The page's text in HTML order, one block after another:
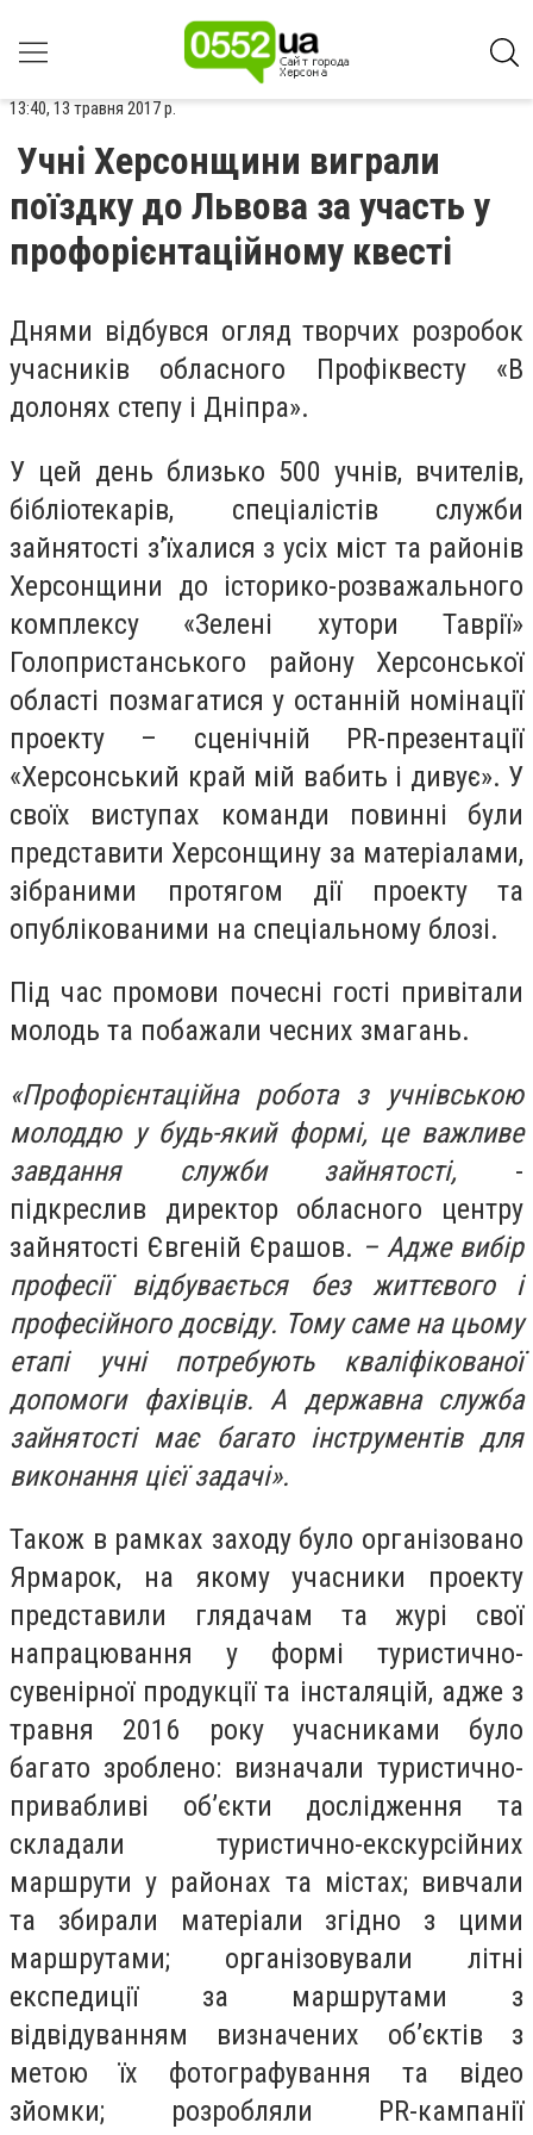
13:40, 13 травня 2017 р.
Учні Херсонщини виграли
поїздку до Львова за участь у
профорієнтаційному квесті
Днями відбувся огляд творчих розробок
учасників обласного Профіквесту «В
долонях степу і Дніпра».
У цей день близько 500 учнів, вчителів,
бібліотекарів, спеціалістів служби
зайнятості з’їхалися з усіх міст та районів
Херсонщини до історико-розважального
комплексу «Зелені хутори Таврії»
Голопристанського району Херсонської
області позмагатися у останній номінації
проекту – сценічній PR-презентації
«Херсонський край мій вабить і дивує». У
своїх виступах команди повинні були
представити Херсонщину за матеріалами,
зібраними протягом дії проекту та
опублікованими на спеціальному блозі.
Під час промови почесні гості привітали
молодь та побажали чесних змагань.
«Профорієнтаційна робота з учнівською
молоддю у будь-який формі, це важливе
завдання служби зайнятості, -
підкреслив директор обласного центру
зайнятості Євгеній Єрашов. – Адже вибір
професії відбувається без життєвого і
професійного досвіду. Тому саме на цьому
етапі учні потребують кваліфікованої
допомоги фахівців. А державна служба
зайнятості має багато інструментів для
виконання цієї задачі».
Також в рамках заходу було організовано
Ярмарок, на якому учасники проекту
представили глядачам та журі свої
напрацювання у формі туристично-
сувенірної продукції та інсталяцій, адже з
травня 2016 року учасниками було
багато зроблено: визначали туристично-
привабливі об’єкти дослідження та
складали туристично-екскурсійних
маршрути у районах та містах; вивчали
та збирали матеріали згідно з цими
маршрутами; організовували літні
експедиції за маршрутами з
відвідуванням визначених об’єктів з
метою їх фотографування та відео
зйомки; розробляли PR-кампанії